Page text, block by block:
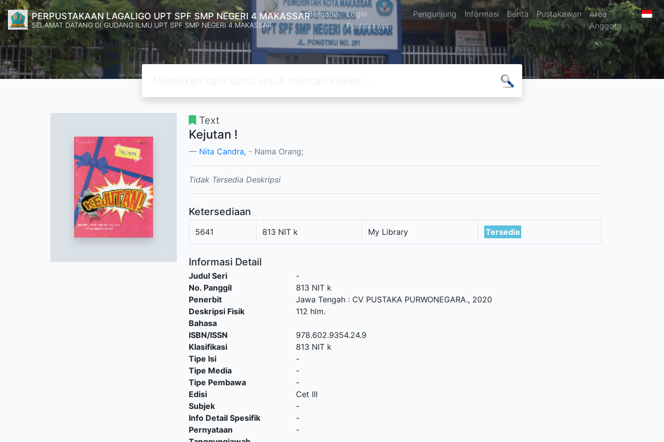
PERPUSTAKAAN LAGALIGO UPT SPF SMP NEGERI 4 MAKASSAR
SELAMAT DATANG DI GUDANG ILMU UPT SPF SMP NEGERI 4 MAKASSAR
Beranda
Login
Pustakawan
Pengunjung Informasi Berita Pustakawan
Area
Anggota
Text
Kejutan !
Nita Candra, - Nama Orang;
Tidak Tersedia Deskripsi
Ketersediaan
5641 813 NIT k My Library Tersedia
Informasi Detail
Judul Seri
-
No. Panggil
813 NIT k
Penerbit
Jawa Tengah: CV PUSTAKA PURWONEGARA., 2020
Deskripsi Fisik
112 hlm.
Bahasa
ISBN/ISSN
978.602.9354.24.9
Klasifikasi
813 NIT k
Tipe Isi
-
Tipe Media
-
Tipe Pembawa
-
Edisi
Cet III
Subjek
-
Info Detail Spesifik
-
Pernyataan
-